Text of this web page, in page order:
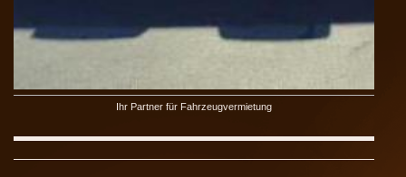
Ihr Partner für Fahrzeugvermietung